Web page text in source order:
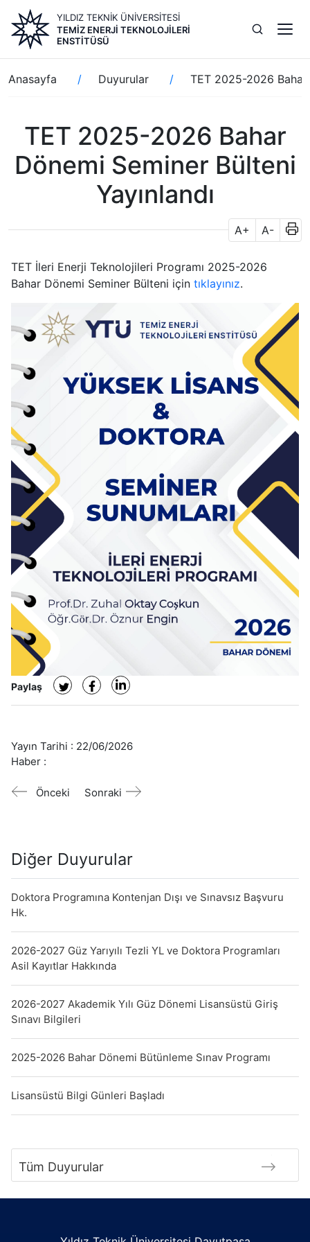
içeriğe
atla
YILDIZ TEKNİK ÜNİVERSİTESİ
TEMIZ ENERJI TEKNOLOJILERI
ENSTITÜSÜ
Sayfa
yolu
Anasayfa Duyurular TET 2025-2026 Bahar
TET 2025-2026 Bahar
Dönemi Seminer Bülteni
Yayınlandı
A+ A-
TET İleri Enerji Teknolojileri Programı 2025-2026
Bahar Dönemi Seminer Bülteni için tıklayınız.
Paylaş
Yayın Tarihi : 22/06/2026
Haber :
Önceki Sonraki
Diğer Duyurular
Doktora Programına Kontenjan Dışı ve Sınavsız Başvuru
Hk.
2026-2027 Güz Yarıyılı Tezli YL ve Doktora Programları
Asil Kayıtlar Hakkında
2026-2027 Akademik Yılı Güz Dönemi Lisansüstü Giriş
Sınavı Bilgileri
2025-2026 Bahar Dönemi Bütünleme Sınav Programı
Lisansüstü Bilgi Günleri Başladı
Tüm Duyurular